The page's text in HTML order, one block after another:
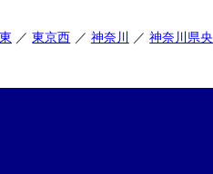
東京西 神奈川 神奈川県央